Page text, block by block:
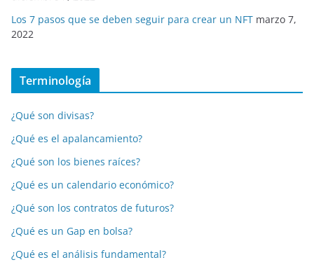
Los 7 pasos que se deben seguir para crear un NFT marzo 7,
2022
Terminología
¿Qué son divisas?
¿Qué es el apalancamiento?
¿Qué son los bienes raíces?
¿Qué es un calendario económico?
¿Qué son los contratos de futuros?
¿Qué es un Gap en bolsa?
¿Qué es el análisis fundamental?